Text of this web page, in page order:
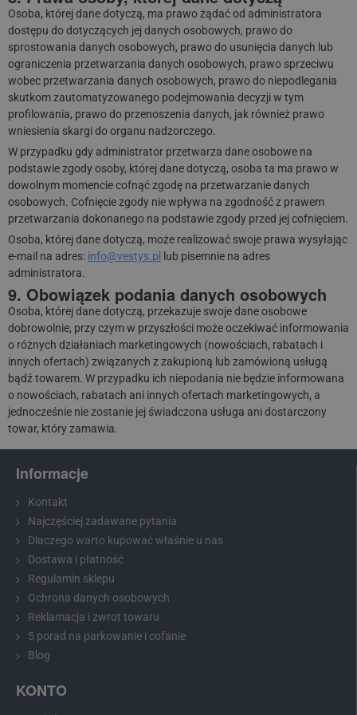
Osoba, której dane dotyczą, ma prawo żądać od administratora
dostępu do dotyczących jej danych osobowych, prawo do
sprostowania danych osobowych, prawo do usunięcia danych lub
ograniczenia przetwarzania danych osobowych, prawo sprzeciwu
wobec przetwarzania danych osobowych, prawo do niepodlegania
skutkom zautomatyzowanego podejmowania decyzji w tym
profilowania, prawo do przenoszenia danych, jak również prawo
wniesienia skargi do organu nadzorczego.
W przypadku gdy administrator przetwarza dane osobowe na
podstawie zgody osoby, której dane dotyczą, osoba ta ma prawo w
dowolnym momencie cofnąć zgodę na przetwarzanie danych
osobowych. Cofnięcie zgody nie wpływa na zgodność z prawem
przetwarzania dokonanego na podstawie zgody przed jej cofnięciem.
Osoba, której dane dotyczą, może realizować swoje prawa wysyłając
e-mail na adres: info@vestys.pl
lub pisemnie na adres
administratora.
9. Obowiązek podania danych osobowych
Osoba, której dane dotyczą, przekazuje swoje dane osobowe
dobrowolnie, przy czym w przyszłości może oczekiwać informowania
o różnych działaniach marketingowych (nowościach, rabatach i
innych ofertach) związanych z zakupioną lub zamówioną usługą
bądź towarem. W przypadku ich niepodania nie będzie informowana
o nowościach, rabatach ani innych ofertach marketingowych, a
jednocześnie nie zostanie jej świadczona usługa ani dostarczony
towar, który zamawia.
Informacje
Kontakt
Najczęściej zadawane pytania
Dlaczego warto kupować właśnie u nas
Dostawa i płatność
Regulamin sklepu
Ochrona danych osobowych
Reklamacja i zwrot towaru
5 porad na parkowanie i cofanie
Blog
KONTO